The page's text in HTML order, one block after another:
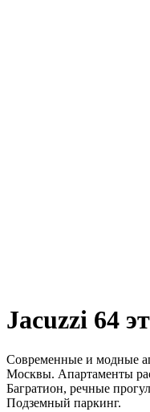
Jacuzzi 64
Современные и модные
Москвы. Апартаменты
Багратион, речные
Подземный паркинг.